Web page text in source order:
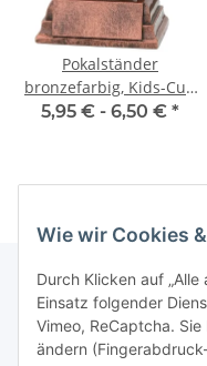
Wie wir Cookies
Durch Klicken auf
Einsatz folgender
Vimeo, ReCaptcha.
ändern
Pokalständer
bronzefarbig, Kids-Cup
3.Platz, 9,5 cm hoch
5,95 € - 6,50 € *
Informationen